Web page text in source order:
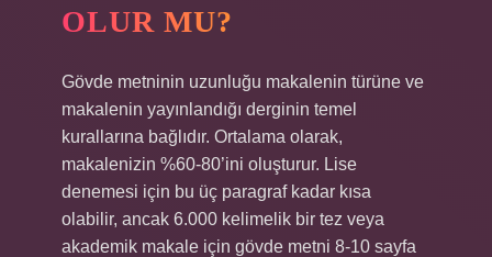
OLUR MU?
Gövde metninin uzunluğu makalenin türüne ve
makalenin yayınlandığı derginin temel
kurallarına bağlıdır. Ortalama olarak,
makalenizin %60-80’ini oluşturur. Lise
denemesi için bu üç paragraf kadar kısa
olabilir, ancak 6.000 kelimelik bir tez veya
akademik makale için gövde metni 8-10 sayfa